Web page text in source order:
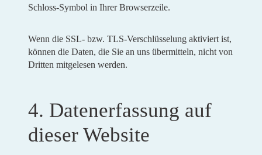
Schloss-Symbol in Ihrer Browserzeile.
Wenn die SSL- bzw. TLS-Verschlüsselung aktiviert ist,
können die Daten, die Sie an uns übermitteln, nicht von
Dritten mitgelesen werden.
4. Datenerfassung auf
dieser Website